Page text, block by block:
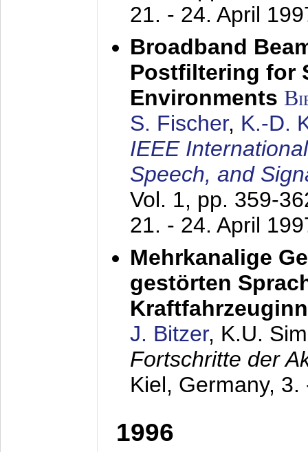
21. - 24. April
Broadband
Postfiltering for
Environments
S. Fischer, K.-D.
IEEE
Speech, and
Vol. 1, pp. 359-
21. - 24. April
Mehrkanalige
gestörten
J. Bitzer, K.U.
Fortschritte der
Kiel, Germany, 3.
1996